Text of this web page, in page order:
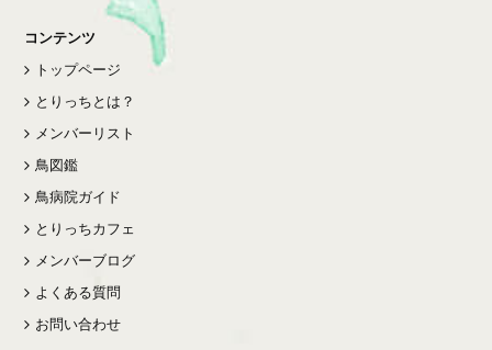
コンテンツ
トップページ
とりっちとは？
メンバーリスト
鳥図鑑
鳥病院ガイド
とりっちカフェ
メンバーブログ
よくある質問
お問い合わせ